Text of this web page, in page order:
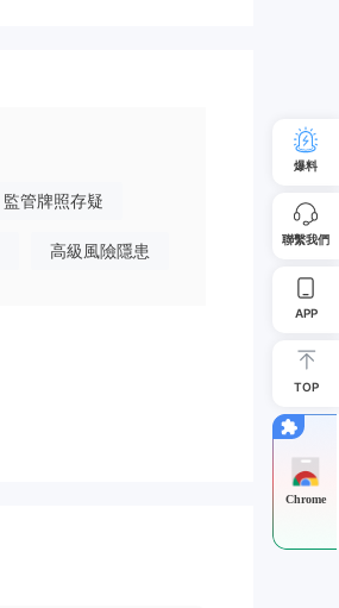
監管牌照存疑
高級風險隱患
爆料
聯繫我們
APP
TOP
Chrome